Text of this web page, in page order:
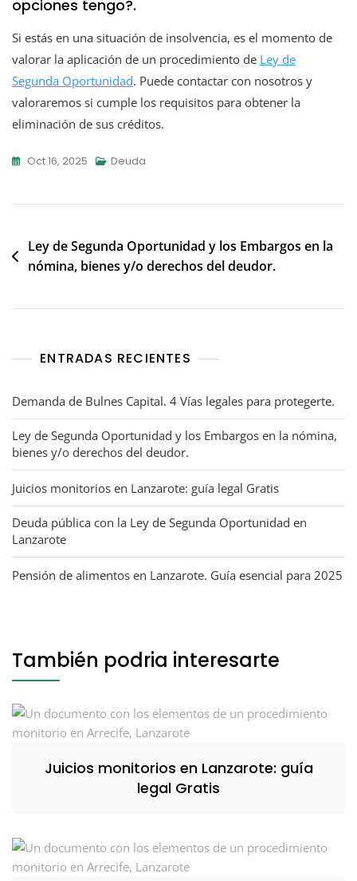
opciones tengo?.
Si estás en una situación de insolvencia, es el momento de
valorar la aplicación de un procedimiento de Ley de
Segunda Oportunidad. Puede contactar con nosotros y
valoraremos si cumple los requisitos para obtener la
eliminación de sus créditos.
Oct 16, 2025 Deuda
Ley de Segunda Oportunidad y los Embargos en la
nómina, bienes y/o derechos del deudor.
ENTRADAS RECIENTES
Demanda de Bulnes Capital. 4 Vías legales para protegerte.
Ley de Segunda Oportunidad y los Embargos en la nómina,
bienes y/o derechos del deudor.
Juicios monitorios en Lanzarote: guía legal Gratis
Deuda pública con la Ley de Segunda Oportunidad en
Lanzarote
Pensión de alimentos en Lanzarote. Guía esencial para 2025
También podria interesarte
Juicios monitorios en Lanzarote: guía
legal Gratis